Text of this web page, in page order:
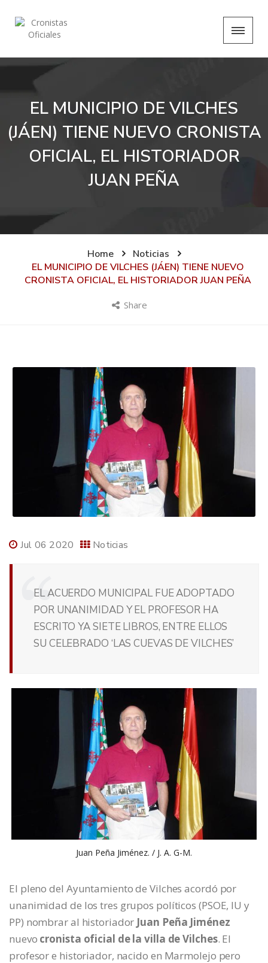
EL MUNICIPIO DE VILCHES
(JÁEN) TIENE NUEVO CRONISTA
OFICIAL, EL HISTORIADOR
JUAN PEÑA
Home
Noticias
EL MUNICIPIO DE VILCHES (JÁEN) TIENE NUEVO
CRONISTA OFICIAL, EL HISTORIADOR JUAN PEÑA
Share
Jul 06 2020 Noticias
EL ACUERDO MUNICIPAL FUE ADOPTADO
POR UNANIMIDAD Y EL PROFESOR HA
ESCRITO YA SIETE LIBROS, ENTRE ELLOS
SU CELEBRADO ‘LAS CUEVAS DE VILCHES’
Juan Peña Jiménez. / J. A. G-M.
El pleno del Ayuntamiento de Vilches acordó por
unanimidad de los tres grupos políticos (PSOE, IU y
PP) nombrar al historiador Juan Peña Jiménez
nuevo cronista oficial de la villa de Vilches. El
profesor e historiador, nacido en Marmolejo pero